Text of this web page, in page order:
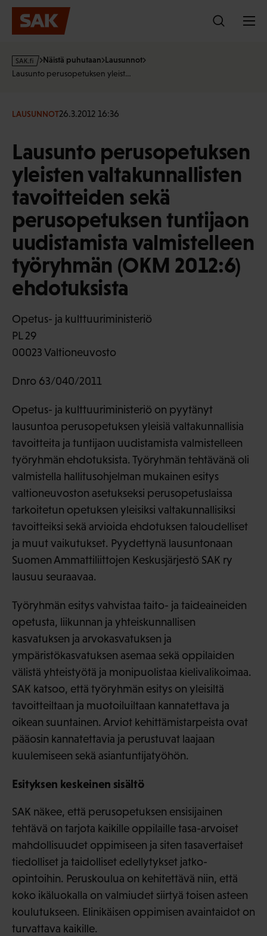
Hyppää
sisältöön
s
a
f
Näistä puhutaan Lausunnot
Lausunto perusopetuksen yleist…
LAUSUNNOT26.3.2012 16:36
Lausunto perusopetuksen
yleisten valtakunnallisten
tavoitteiden sekä
perusopetuksen tuntijaon
uudistamista valmistelleen
työryhmän (OKM 2012:6)
ehdotuksista
Opetus- ja kulttuuriministeriö
PL 29
00023 Valtioneuvosto
Dnro 63/040/2011
Opetus- ja kulttuuriministeriö on pyytänyt
lausuntoa perusopetuksen yleisiä valtakunnallisia
tavoitteita ja tuntijaon uudistamista valmistelleen
työryhmän ehdotuksista. Työryhmän tehtävänä oli
valmistella hallitusohjelman mukainen esitys
valtioneuvoston asetukseksi perusopetuslaissa
tarkoitetun opetuksen yleisiksi valtakunnallisiksi
tavoitteiksi sekä arvioida ehdotuksen taloudelliset
ja muut vaikutukset. Pyydettynä lausuntonaan
Suomen Ammattiliittojen Keskusjärjestö SAK ry
lausuu seuraavaa.
Työryhmän esitys vahvistaa taito- ja taideaineiden
opetusta, liikunnan ja yhteiskunnallisen
kasvatuksen ja arvokasvatuksen ja
ympäristökasvatuksen asemaa sekä oppilaiden
välistä yhteistyötä ja monipuolistaa kielivalikoimaa.
SAK katsoo, että työryhmän esitys on yleisiltä
tavoitteiltaan ja muotoiluiltaan kannatettava ja
oikean suuntainen. Arviot kehittämistarpeista ovat
pääosin kannatettavia ja perustuvat laajaan
kuulemiseen sekä asiantuntijatyöhön.
Esityksen keskeinen sisältö
SAK näkee, että perusopetuksen ensisijainen
tehtävä on tarjota kaikille oppilaille tasa-arvoiset
mahdollisuudet oppimiseen ja siten tasavertaiset
tiedolliset ja taidolliset edellytykset jatko-
opintoihin. Peruskoulua on kehitettävä niin, että
koko ikäluokalla on valmiudet siirtyä toisen asteen
koulutukseen. Elinikäisen oppimisen avaintaidot on
turvattava kaikille.